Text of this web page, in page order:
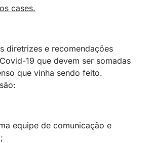
cases.
diretrizes e recomendações
19 que devem ser somadas
que vinha sendo feito.
equipe de comunicação e